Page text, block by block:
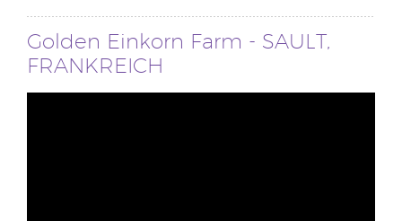
Golden Einkorn Farm - SAULT,
FRANKREICH